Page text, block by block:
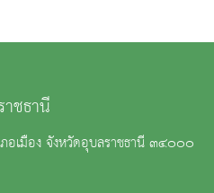
ชธานี
อเมือง จังหวัดอุบลราชธานี ๓๔๐๐๐